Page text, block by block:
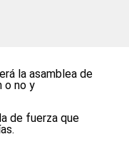
la asamblea de
o no y
de fuerza que